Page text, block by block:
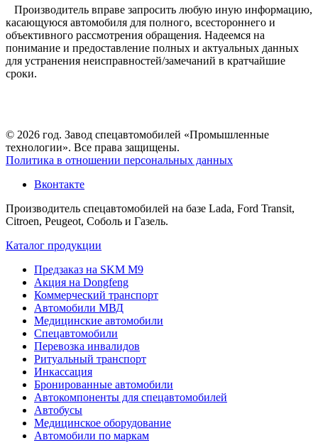
⠀Производитель вправе запросить любую иную информацию,
касающуюся автомобиля для полного, всестороннего и
объективного рассмотрения обращения. Надеемся на
понимание и предоставление полных и актуальных данных
для устранения неисправностей/замечаний в кратчайшие
сроки.
© 2026 год. Завод спецавтомобилей «Промышленные
технологии». Все права защищены.
Политика в отношении персональных данных
Вконтакте
Производитель спецавтомобилей на базе Lada, Ford Transit,
Citroen, Peugeot, Соболь и Газель.
Каталог продукции
Предзаказ на SKM M9
Акция на Dongfeng
Коммерческий транспорт
Автомобили МВД
Медицинские автомобили
Спецавтомобили
Перевозка инвалидов
Ритуальный транспорт
Инкассация
Бронированные автомобили
Автокомпоненты для спецавтомобилей
Автобусы
Медицинское оборудование
Автомобили по маркам